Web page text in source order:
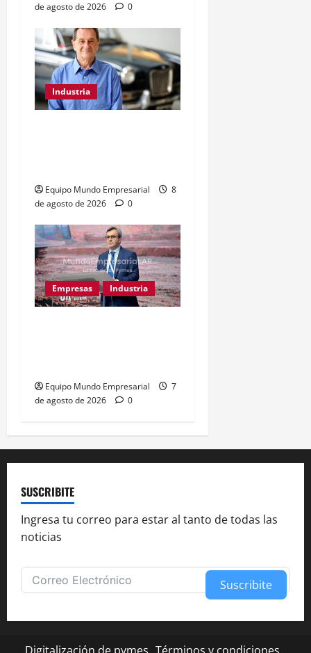
de agosto de 2026
0
Industria
Equipo Mundo Empresarial
8
de agosto de 2026
0
Empresas Industria
Equipo Mundo Empresarial
7
de agosto de 2026
0
SUSCRIBITE
Ingresa tu correo para estar al tanto de todas las
noticias
Suscribite